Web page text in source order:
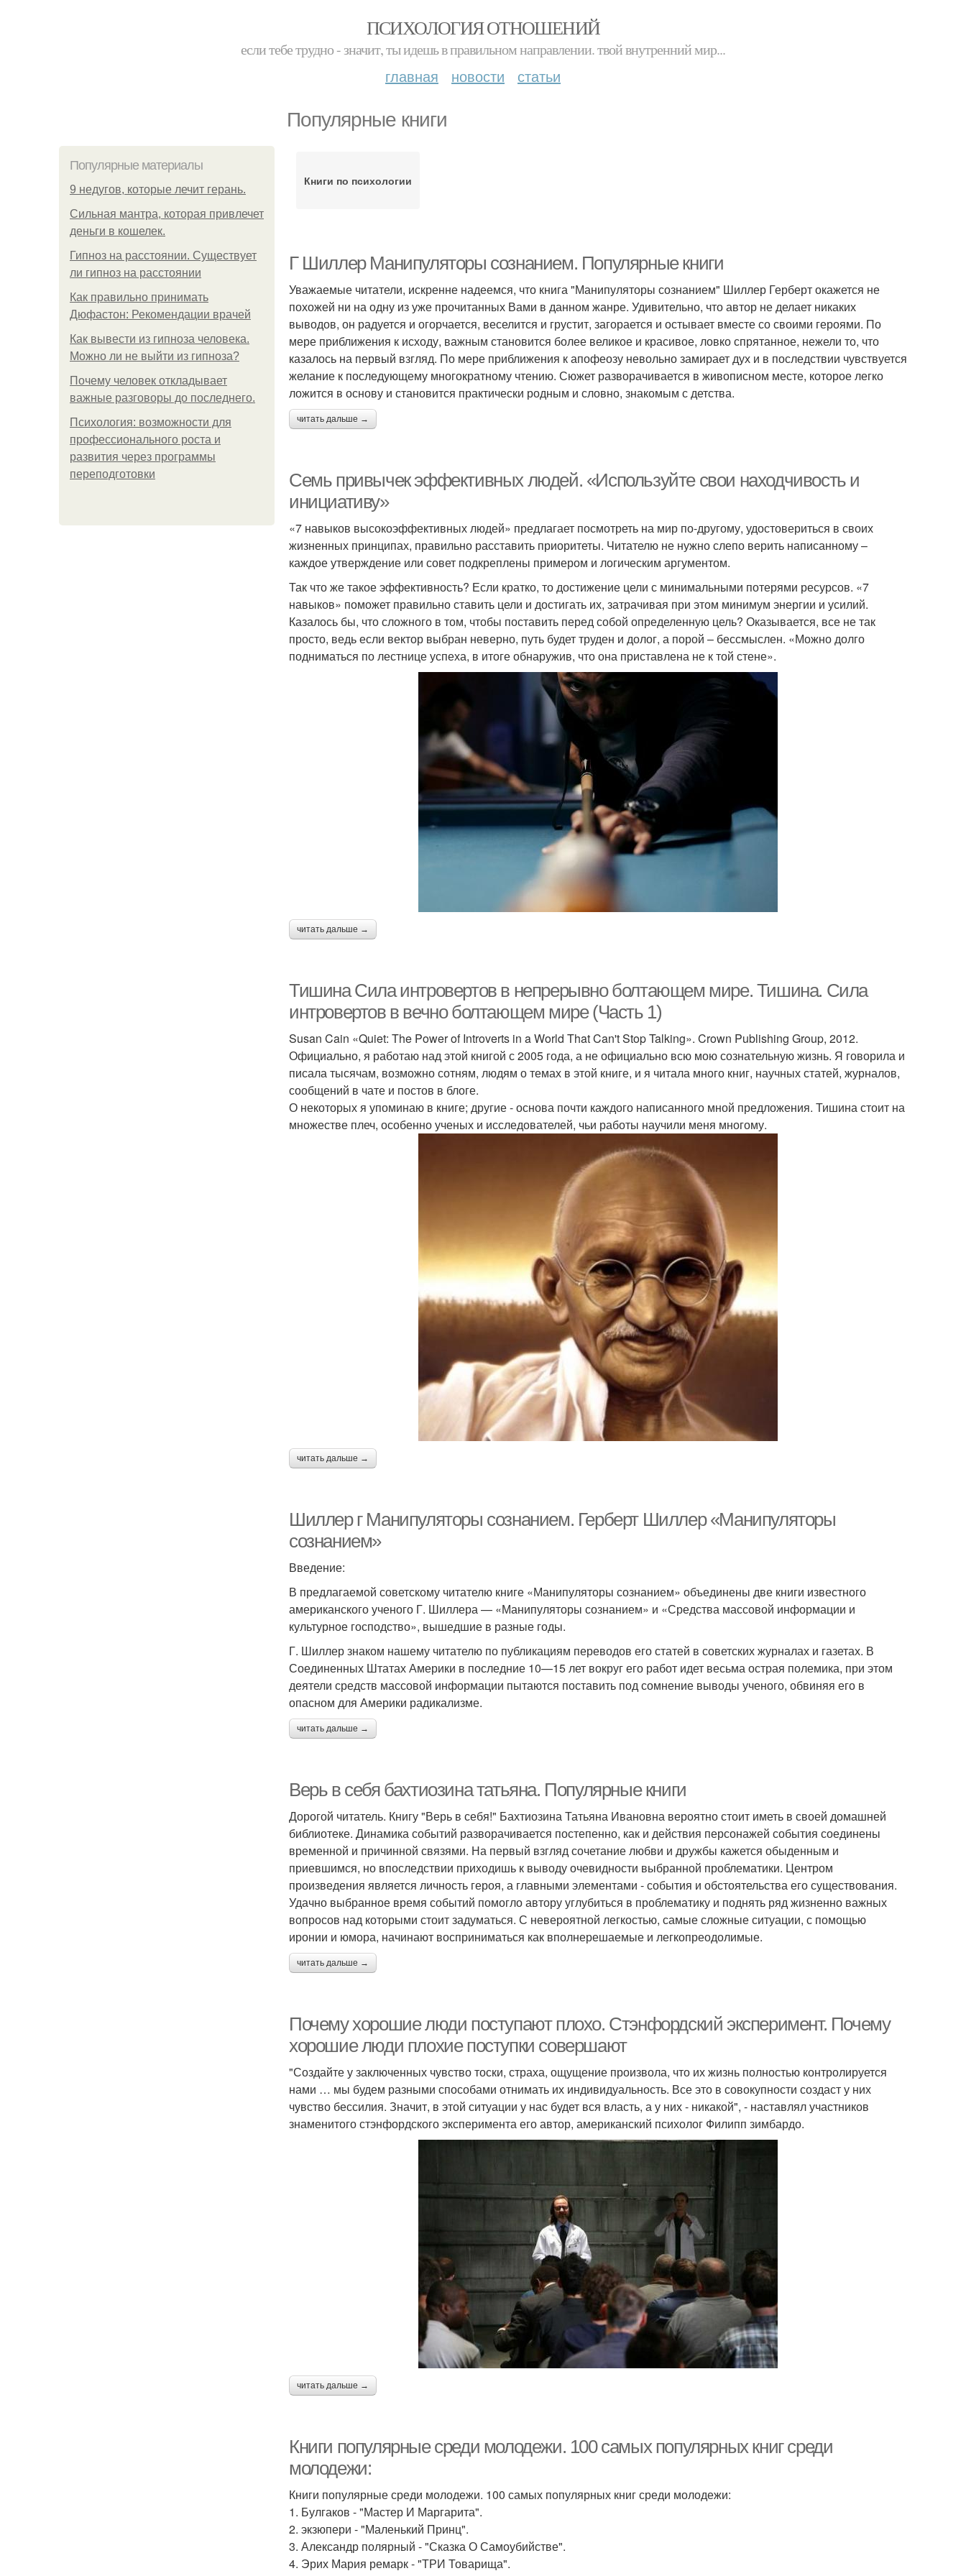
ПСИХОЛОГИЯ ОТНОШЕНИЙ
если тебе трудно - значит, ты идешь в правильном направлении. твой внутренний мир...
главная новости статьи
Популярные книги
Популярные материалы
9 недугов, которые лечит герань.
Сильная мантра, которая привлечет
деньги в кошелек.
Гипноз на расстоянии. Существует
ли гипноз на расстоянии
Как правильно принимать
Дюфастон: Рекомендации врачей
Как вывести из гипноза человека.
Можно ли не выйти из гипноза?
Почему человек откладывает
важные разговоры до последнего.
Психология: возможности для
профессионального роста и
развития через программы
переподготовки
Книги по психологии
Г Шиллер Манипуляторы сознанием. Популярные книги
Уважаемые читатели, искренне надеемся, что книга "Манипуляторы сознанием" Шиллер Герберт окажется не
похожей ни на одну из уже прочитанных Вами в данном жанре. Удивительно, что автор не делает никаких
выводов, он радуется и огорчается, веселится и грустит, загорается и остывает вместе со своими героями. По
мере приближения к исходу, важным становится более великое и красивое, ловко спрятанное, нежели то, что
казалось на первый взгляд. По мере приближения к апофеозу невольно замирает дух и в последствии чувствуется
желание к последующему многократному чтению. Сюжет разворачивается в живописном месте, которое легко
ложится в основу и становится практически родным и словно, знакомым с детства.
читать дальше →
Семь привычек эффективных людей. «Используйте свои находчивость и
инициативу»
«7 навыков высокоэффективных людей» предлагает посмотреть на мир по-другому, удостовериться в своих
жизненных принципах, правильно расставить приоритеты. Читателю не нужно слепо верить написанному –
каждое утверждение или совет подкреплены примером и логическим аргументом.
Так что же такое эффективность? Если кратко, то достижение цели с минимальными потерями ресурсов. «7
навыков» поможет правильно ставить цели и достигать их, затрачивая при этом минимум энергии и усилий.
Казалось бы, что сложного в том, чтобы поставить перед собой определенную цель? Оказывается, все не так
просто, ведь если вектор выбран неверно, путь будет труден и долог, а порой – бессмыслен. «Можно долго
подниматься по лестнице успеха, в итоге обнаружив, что она приставлена не к той стене».
читать дальше →
Тишина Сила интровертов в непрерывно болтающем мире. Тишина. Сила
интровертов в вечно болтающем мире (Часть 1)
Susan Cain «Quiet: The Power of Introverts in a World That Can't Stop Talking». Crown Publishing Group, 2012.
Официально, я работаю над этой книгой с 2005 года, а не официально всю мою сознательную жизнь. Я говорила и
писала тысячам, возможно сотням, людям о темах в этой книге, и я читала много книг, научных статей, журналов,
сообщений в чате и постов в блоге.
О некоторых я упоминаю в книге; другие - основа почти каждого написанного мной предложения. Тишина стоит на
множестве плеч, особенно ученых и исследователей, чьи работы научили меня многому.
читать дальше →
Шиллер г Манипуляторы сознанием. Герберт Шиллер «Манипуляторы
сознанием»
Введение:
В предлагаемой советскому читателю книге «Манипуляторы сознанием» объединены две книги известного
американского ученого Г. Шиллера — «Манипуляторы сознанием» и «Средства массовой информации и
культурное господство», вышедшие в разные годы.
Г. Шиллер знаком нашему читателю по публикациям переводов его статей в советских журналах и газетах. В
Соединенных Штатах Америки в последние 10—15 лет вокруг его работ идет весьма острая полемика, при этом
деятели средств массовой информации пытаются поставить под сомнение выводы ученого, обвиняя его в
опасном для Америки радикализме.
читать дальше →
Верь в себя бахтиозина татьяна. Популярные книги
Дорогой читатель. Книгу "Верь в себя!" Бахтиозина Татьяна Ивановна вероятно стоит иметь в своей домашней
библиотеке. Динамика событий разворачивается постепенно, как и действия персонажей события соединены
временной и причинной связями. На первый взгляд сочетание любви и дружбы кажется обыденным и
приевшимся, но впоследствии приходишь к выводу очевидности выбранной проблематики. Центром
произведения является личность героя, а главными элементами - события и обстоятельства его существования.
Удачно выбранное время событий помогло автору углубиться в проблематику и поднять ряд жизненно важных
вопросов над которыми стоит задуматься. С невероятной легкостью, самые сложные ситуации, с помощью
иронии и юмора, начинают восприниматься как вполнерешаемые и легкопреодолимые.
читать дальше →
Почему хорошие люди поступают плохо. Стэнфордский эксперимент. Почему
хорошие люди плохие поступки совершают
"Создайте у заключенных чувство тоски, страха, ощущение произвола, что их жизнь полностью контролируется
нами … мы будем разными способами отнимать их индивидуальность. Все это в совокупности создаст у них
чувство бессилия. Значит, в этой ситуации у нас будет вся власть, а у них - никакой", - наставлял участников
знаменитого стэнфордского эксперимента его автор, американский психолог Филипп зимбардо.
читать дальше →
Книги популярные среди молодежи. 100 самых популярных книг среди
молодежи:
Книги популярные среди молодежи. 100 самых популярных книг среди молодежи:
1. Булгаков - "Мастер И Маргарита".
2. экзюпери - "Маленький Принц".
3. Александр полярный - "Сказка О Самоубийстве".
4. Эрих Мария ремарк - "ТРИ Товарища".